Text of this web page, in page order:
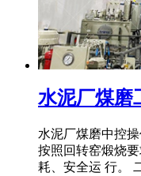
水泥厂煤磨
水泥厂煤磨中控
按照回转窑煅烧
耗、安全运 行。